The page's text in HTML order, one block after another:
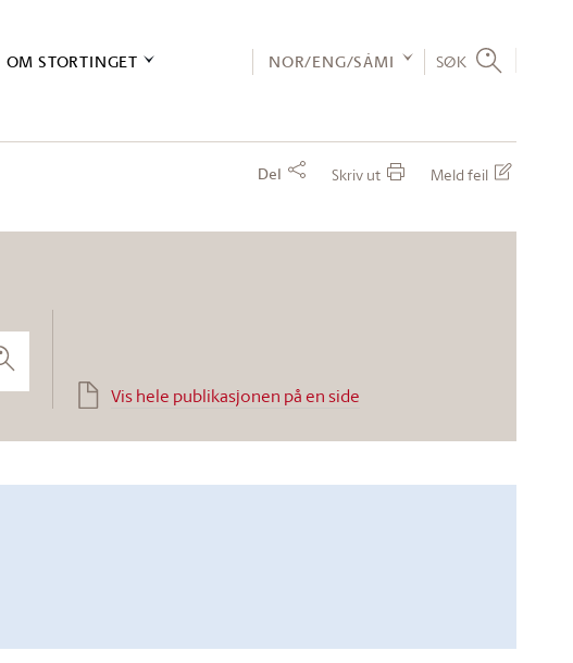
OM STORTINGET NOR/ENG/SÁMI SØK
Del Skriv ut Meld feil
Søk
Vis hele publikasjonen på en side